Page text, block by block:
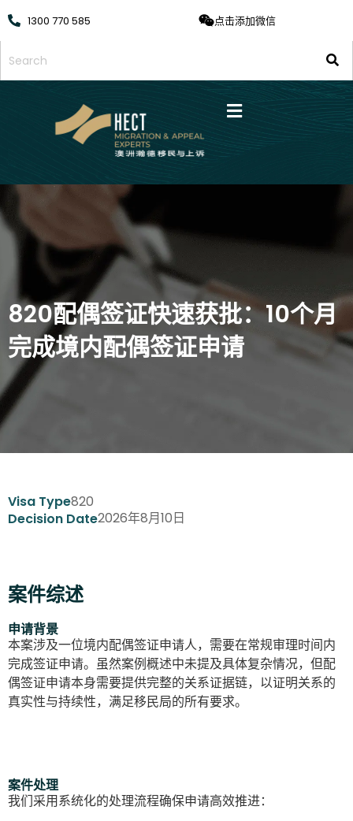
1300 770 585 点击添加微信
820配偶签证快速获批：10个月
完成境内配偶签证申请
Visa Type820
Decision Date2026年8月10日
案件综述
申请背景
本案涉及一位境内配偶签证申请人，需要在常规审理时间内
完成签证申请。虽然案例概述中未提及具体复杂情况，但配
偶签证申请本身需要提供完整的关系证据链，以证明关系的
真实性与持续性，满足移民局的所有要求。
案件处理
我们采用系统化的处理流程确保申请高效推进：